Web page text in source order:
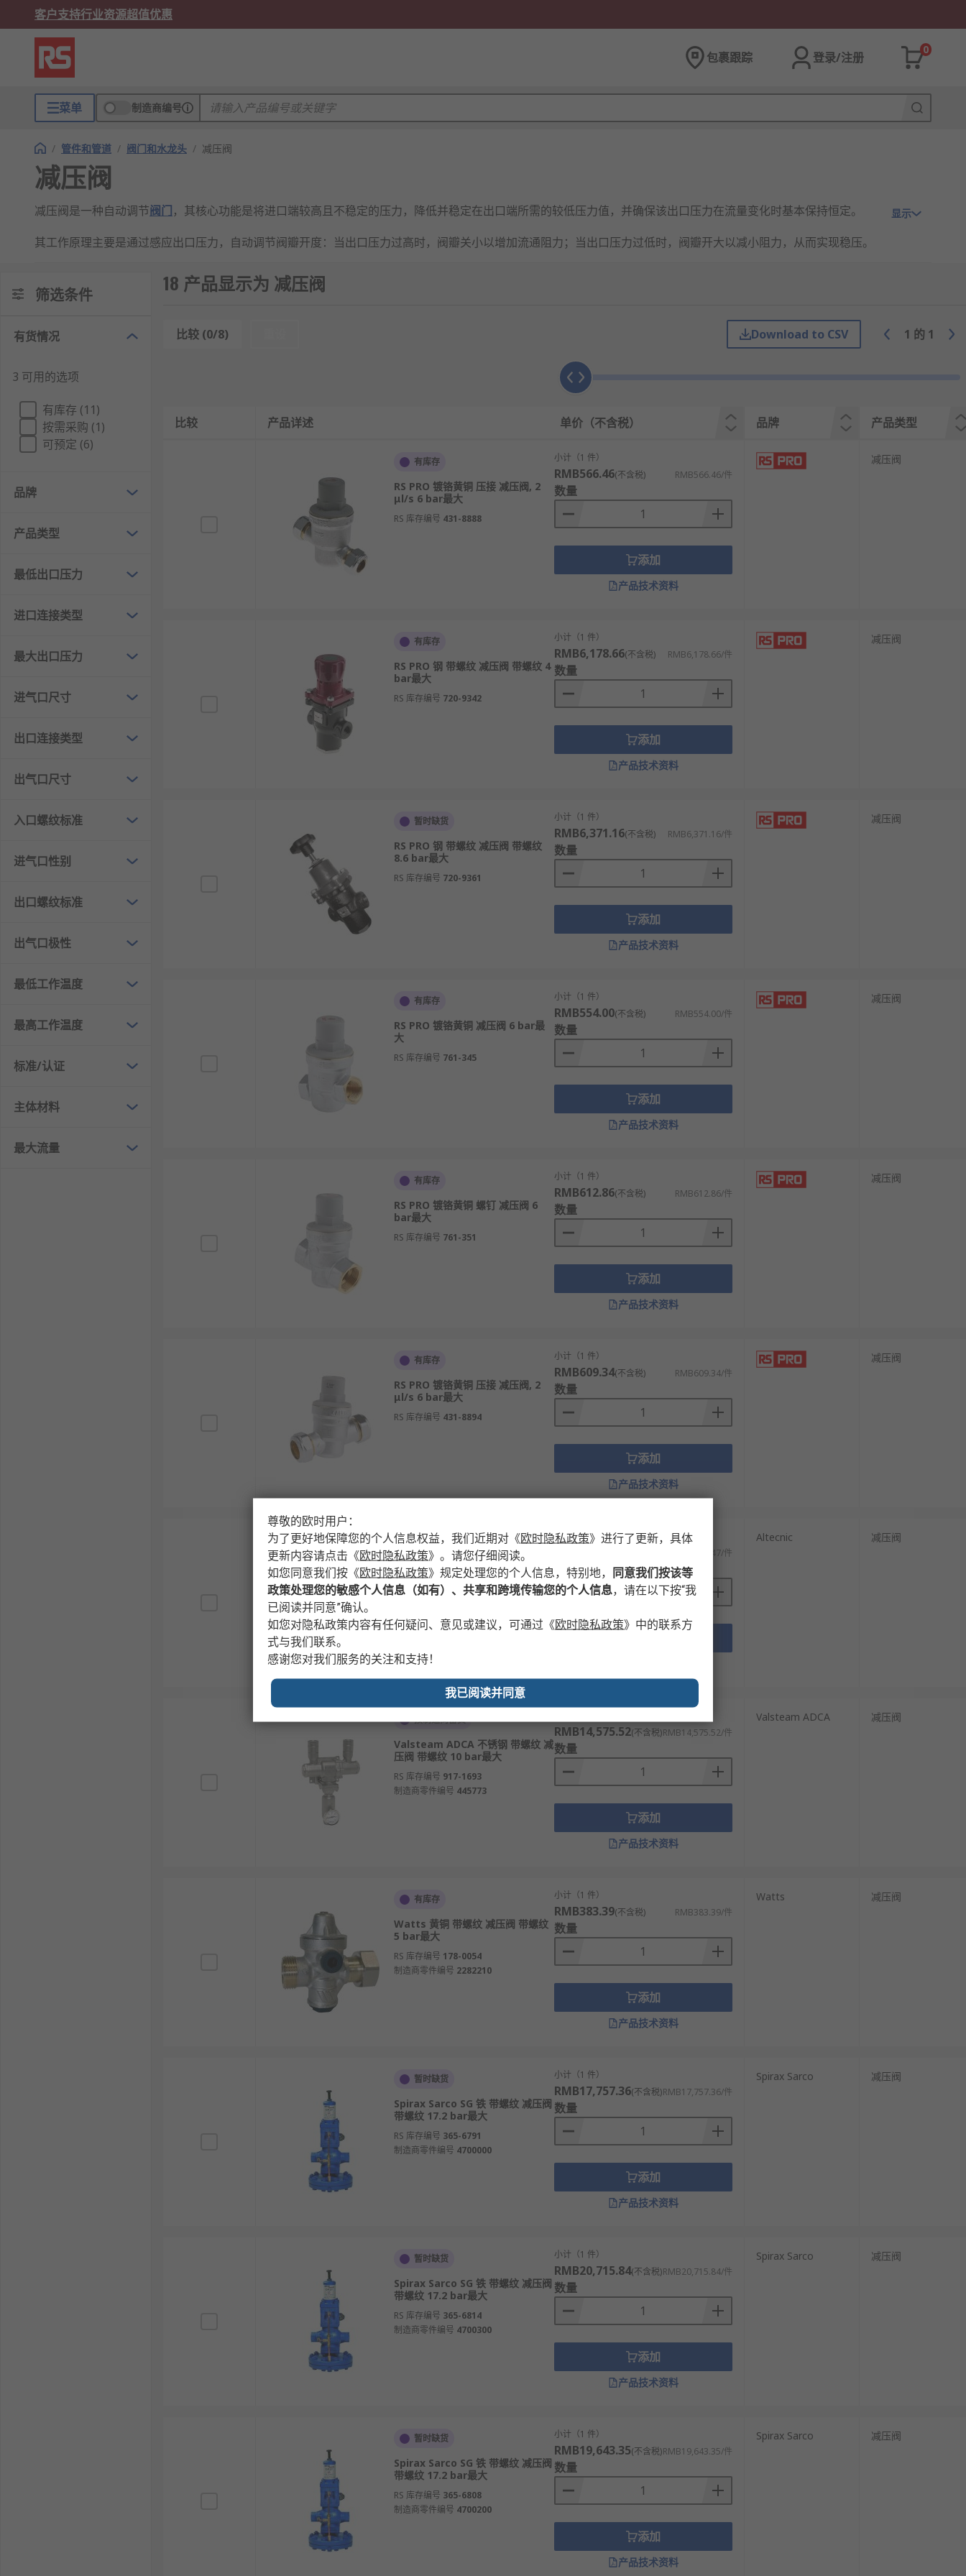
客户支持行业资源超值优惠
包裹跟踪 登录/注册
0
菜单 制造商编号
/ 管件和管道 / 阀门和水龙头 / 减压阀
减压阀
减压阀是一种自动调节阀门 ，其核心功能是将进口端较高且不稳定的压力，降低并稳定在出口端所需的较低压力值，并确保该出口压力在流量变化时基本保持恒定。
其工作原理主要是通过感应出口压力，自动调节阀瓣开度：当出口压力过高时，阀瓣关小以增加流通阻力；当出口压力过低时，阀瓣开大以减小阻力，从而实现稳压。
减压阀广泛应用于蒸汽系统、气动设备、燃气供应、给排水管网及石油化工等领域，是保证下游设备在安全、稳定压力下工作的关键装置，兼具安全保护和节能降耗的
减压阀的工作原理
压力平衡原理：利用阀后压力（出口压力）与调节弹簧的预设力进行比较并保持动态平衡，通过膜片或活塞感应压力变化来驱动阀芯运动。
节流减压原理：通过改变阀芯与阀座之间的流通面积形成局部阻力，消耗流体压力能，实现进口高压到出口低压的转换。
自动调节原理：当出口压力升高时，作用在膜片上的力增大压缩弹簧使阀芯关小；当出口压力降低时，弹簧力推动阀芯开大，实现自动稳压。
先导控制原理（先导式）：采用小流量先导阀控制主阀膜片上的压力，利用流体自身能量放大控制力，实现高压差工况的精确控制。
直接作用原理（直接式）：出口压力直接作用在膜片上与弹簧力平衡，结构简单，适用于中低压差和小流量场合。
压力反馈原理：通过内部压力反馈通道将出口压力引至感应元件，构成闭环控制系统确保压力稳定。
溢流稳压原理：当出口压力异常升高超过设定值时，通过溢流通道释放多余压力，保护下游设备安全。
差动控制原理：利用阀芯上下端面积差产生控制力，增强调节灵敏度并减小进口压力波动的影响。
减压阀的特点
稳压特性：能够将波动的进口压力稳定在设定的出口压力值，保证下游系统压力恒定。
节能降噪：通过降低压力减少流体输送能耗和流速产生的噪声。
结构紧凑：现代减压阀设计精巧，在有限空间内实现复杂控制功能。
调节方便：通过调节螺丝可轻松改变弹簧预紧力，实现出口压力设定值的调整。
介质适应性：可根据不同介质特性选择相应材质和结构，适用于蒸汽、气体、液体等。
压力分级：可将管网压力分级配置，满足不同压力等级设备的用能需求。
直接作用式减压阀：利用膜片直接感应出口压力驱动阀瓣，结构简单，响应快，适用于小流量工况。
先导式减压阀：通过先导阀放大控制力，精度高，压降比大，适用于高压差和大流量场合。
活塞式减压阀：采用活塞作为压力感应元件，承压能力强，适用于高压蒸汽系统。
薄膜式减压阀：使用橡胶或金属薄膜作为感应元件，灵敏度高，适用于气体和液体介质。
比例式减压阀：出口压力与进口压力保持固定比例关系，主要用于消防给水系统。
可调式减压阀：出口压力可在工作范围内连续调节，满足不同工况需求。
固定比例减压阀：减压比为固定值不可调节，结构简单成本低。
差压减压阀：控制进出口之间的压差保持恒定，用于需要稳定压降的系统。
减压阀的应用领域
蒸汽系统：用于锅炉蒸汽主管、换热设备前级，将高压蒸汽减压至使用设备所需压力。
气动控制系统：在压缩空气站出口和气动设备前级，稳定供给压力保证执行元件正常工作。
给水排水系统：高层建筑给水分区减压，保证用水点压力适中并防止管网超压。
电力行业：用于电站锅炉给水、蒸汽取样等系统，保持恒定的工作压力。
消防系统：在消防泵出口和高区消火栓前设置减压阀，防止灭火时管网超压。
实验室设备：为精密仪器提供稳定的气源、水源压力，确保实验数据准确性。
Spirax Sarco
显示
筛选条件
有货情况
3 可用的选项
有库存 (11)
按需采购 (1)
可预定 (6)
品牌
产品类型
最低出口压力
进口连接类型
最大出口压力
进气口尺寸
出口连接类型
出气口尺寸
入口螺纹标准
进气口性别
出口螺纹标准
出气口极性
最低工作温度
最高工作温度
标准/认证
主体材料
最大流量
18 产品显示为 减压阀
比较 (0/8) Download to CSV 1 的 1
比较 产品详述 单价（不含税） 品牌 产品类型
有库存
RS PRO 镀铬黄铜 压接 减压阀, 2
μl/s 6 bar最大
RS 库存编号 431-8888
小计（1 件）
RMB566.46(不含税) RMB566.46/件
数量
添加
产品技术资料
减压阀
有库存
RS PRO 钢 带螺纹 减压阀 带螺纹 4
bar最大
RS 库存编号 720-9342
小计（1 件）
RMB6,178.66(不含税) RMB6,178.66/件
数量
添加
产品技术资料
减压阀
暂时缺货
RS PRO 钢 带螺纹 减压阀 带螺纹
8.6 bar最大
RS 库存编号 720-9361
小计（1 件）
RMB6,371.16(不含税) RMB6,371.16/件
数量
添加
产品技术资料
减压阀
有库存
RS PRO 镀铬黄铜 减压阀 6 bar最
大
RS 库存编号 761-345
小计（1 件）
RMB554.00(不含税) RMB554.00/件
数量
添加
产品技术资料
减压阀
有库存
RS PRO 镀铬黄铜 螺钉 减压阀 6
bar最大
RS 库存编号 761-351
小计（1 件）
RMB612.86(不含税) RMB612.86/件
数量
添加
产品技术资料
减压阀
有库存
RS PRO 镀铬黄铜 压接 减压阀, 2
μl/s 6 bar最大
RS 库存编号 431-8894
小计（1 件）
RMB609.34(不含税) RMB609.34/件
数量
添加
产品技术资料
减压阀
有库存
Altecnic 黄铜 带螺纹 减压阀 带螺
纹 6 bar最大
RS 库存编号777-0346
小计（1 件）
RMB746.47/件
数量
Altecnic 减压阀
按制造商备货
Valsteam ADCA 不锈钢 带螺纹 减
压阀 带螺纹 10 bar最大
RS 库存编号 917-1693
制造商零件编号 445773
RMB14,575.52(不含税)RMB14,575.52/件
数量
添加
产品技术资料
Valsteam ADCA 减压阀
有库存
Watts 黄铜 带螺纹 减压阀 带螺纹
5 bar最大
RS 库存编号 178-0054
制造商零件编号 2282210
小计（1 件）
RMB383.39(不含税) RMB383.39/件
数量
添加
产品技术资料
Watts 减压阀
暂时缺货
Spirax Sarco SG 铁 带螺纹 减压阀
带螺纹 17.2 bar最大
RS 库存编号 365-6791
制造商零件编号 4700000
小计（1 件）
RMB17,757.36(不含税)RMB17,757.36/件
数量
添加
产品技术资料
Spirax Sarco 减压阀
暂时缺货
Spirax Sarco SG 铁 带螺纹 减压阀
带螺纹 17.2 bar最大
RS 库存编号 365-6814
制造商零件编号 4700300
小计（1 件）
RMB20,715.84(不含税)RMB20,715.84/件
数量
添加
产品技术资料
Spirax Sarco 减压阀
暂时缺货
Spirax Sarco SG 铁 带螺纹 减压阀
带螺纹 17.2 bar最大
RS 库存编号 365-6808
制造商零件编号 4700200
小计（1 件）
RMB19,643.35(不含税)RMB19,643.35/件
数量
添加
产品技术资料
Spirax Sarco 减压阀
尊敬的欧时用户：
为了更好地保障您的个人信息权益，我们近期对 《欧时隐私政策》 进行了更新，具体
更新内容请点击 《欧时隐私政策》 。请您仔细阅读。
如您同意我们按 《欧时隐私政策》 规定处理您的个人信息，特别地，
同意我们按该等
政策处理您的敏感个人信息（如有）、共享和跨境传输您的个人信息，请在以下按“我
已阅读并同意”确认。
如您对隐私政策内容有任何疑问、意见或建议，可通过 《欧时隐私政策》 中的联系方
式与我们联系。
感谢您对我们服务的关注和支持！
我已阅读并同意